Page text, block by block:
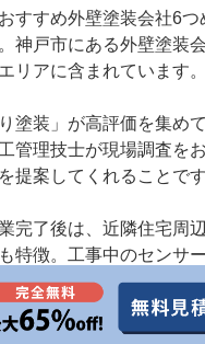
すすめ外壁塗装会社6つ
神戸市にある外壁塗装
リアに含まれています。
り塗装」が高評価を集め
管理技士が現場調査を
提案してくれることです
完了後は、近隣住宅周
特徴。工事中のセンサ
除など、塗装以外のサー
会社です。